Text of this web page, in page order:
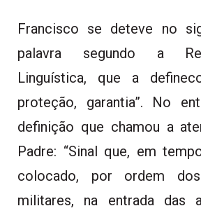
Francisco se deteve no
palavra segundo a
Linguística, que a
proteção, garantia”. No
definição que chamou a
Padre: “Sinal que, em
colocado, por ordem dos
militares, na entrada das